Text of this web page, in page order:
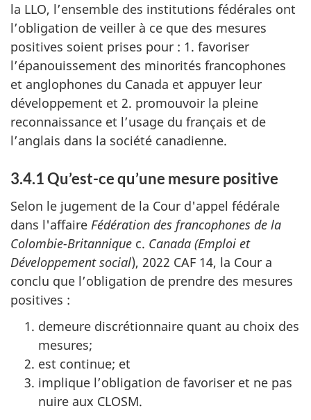
la LLO, l’ensemble des institutions fédérales ont
l’obligation de veiller à ce que des mesures
positives soient prises pour : 1. favoriser
l’épanouissement des minorités francophones
et anglophones du Canada et appuyer leur
développement et 2. promouvoir la pleine
reconnaissance et l’usage du français et de
l’anglais dans la société canadienne.
3.4.1 Qu’est-ce qu’une mesure positive
Selon le jugement de la Cour d'appel fédérale
dans l'affaire Fédération des francophones de la
Colombie-Britannique c. Canada (Emploi et
Développement social), 2022 CAF 14, la Cour a
conclu que l’obligation de prendre des mesures
positives :
demeure discrétionnaire quant au choix des
mesures;
est continue; et
implique l’obligation de favoriser et ne pas
nuire aux CLOSM.